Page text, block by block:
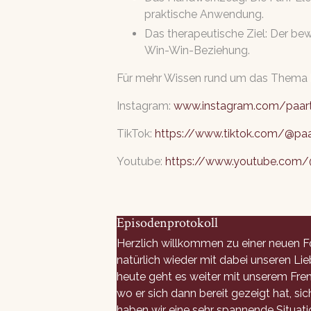
praktische Anwendung.
Das therapeutische Ziel: Der
Win-Win-Beziehung.
Für mehr Wissen rund um das
Instagram: www.instagram.com/
TikTok: https://www.tiktok.com/
Youtube: https://www.youtube.com/
Episodenprotokoll
Herzlich willkommen zu einer neuen Folge von "Ein Fall für Falken". Willkommen zurück. Wir freuen uns, dass ihr hier seid. Wir haben natürlich wieder mit dabei unseren Lieblingspaar-Therapeuten Falkbionkufus. Und du, Star-Moderator bin. Was liegt's dann? Genau. Und heute geht es weiter mit unserem Fremdgeher als Chance-Thema und unserem Pärchen. Und wir haben sie ja letztes Mal stehen lassen, wo er sich dann bereit gezeigt hat, sich zu öffnen, hinzuschauen, die Moral mal bisschen beiseite zu lassen. Aber wo steht sie jetzt? Jetzt haben wir eine sehr spannende Situation. Ich würde gerne erst mal kurz etwas sagen zu diesem Konzept "Fremd gehen als Chance". Gerne. Es ist ja immer so, und das ist auch das Gespräch, was ich mit den beiden dann führe. Er hat ja gesagt, Mensch, Herr Kufus, jetzt bin ich soweit. Jetzt kommen die beiden bei mir in die Praxis. Und jetzt kommt quasi meine Chance, quasi ihnen ein neues Konzept zu vermitteln. Und das baue ich ungefähr so auf. Das ist immer ungefähr der ähnliche Aufbau, da ich sage, sie haben sich ja mal geliebt. Klar, so. Und dann gehe ich vielleicht mal kurz in die Vergangenheit und sage, wo war denn diese Liebe besonders groß oder besonders toll, was haben wir mal an anderen Sogenen so gemocht und so weiter oder wo haben sie sich reinverliebt, das heißt, es ist einfach nochmal aufbüllen lassen. Und dann ist ja irgendwas in der Zeit geschehen, was da quasi zu einer Dissamonie oder jetzt zu so eine Dynamik geführt hat, wo es dann halt einer so unzufrieden ist, also anfängt fremd zu gehen. Genau. Und genau darum geht es ja. Es geht ja prinzipiell um das, was passiert bei dem Paar. Ja. Und da ist jetzt fremd gehen als Chance, dann kommt das fremd gehen raus und dann macht es "Wuhu". Ja, dann ist die gesamte Sache, da fliegt einem alles um die Ohren, es wird alles weggesprengt. Es ist ein riesentur-Babo. Mit der Urknall. Wie so eine Art Urknall, genau. Dann hat man die Wahl. Und das sage ich den beiden jetzt. Dann hat man die Wahl, entweder auf dieser Grundlage wirklich ehrlich und wirklich offen über sich selbst zu reden, also bei sich selbst reinzuschauen, selbst Erkenntnis und diese Erkenntnis mit dem anderen zu teilen und sich dann auch für den anderen noch zu interessieren. Das ist wirklich immer so ein Dreischritte-Programm. Erkenne ich selbst Erkenntnis, Kommunikation über das, was in mir stattfindet. Das und das habe ich vermisst irgendwie. Da und da war ich traurig. Das war eine Schlüsselsituation, wo ich mich von dir getrennt gefühlt habe. Als du das und das damals zu mir gesagt hast oder das und das getan hast, da war mir klar, irgendwie das wird keine Zukunft mehr haben. Konnte ich mit dir aber nicht drüber reden. Diese ganzen Sachen rausbringen, ausdrücken. Und dann im Umkehrschluss, ich für den anderen interessiere, wie